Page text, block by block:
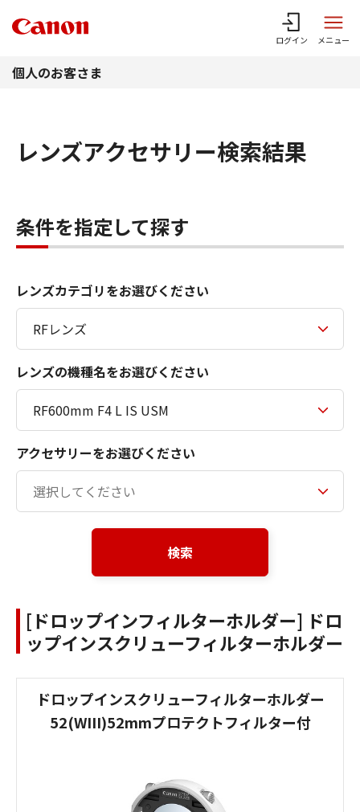
ログイン メニュー
個人のお客さま
レンズアクセサリー検索結果
条件を指定して探す
レンズカテゴリをお選びください
レンズの機種名をお選びください
アクセサリーをお選びください
検索
[ドロップインフィルターホルダー] ドロ
ップインスクリューフィルターホルダー
ドロップインスクリューフィルターホルダー
52(WIII)52mmプロテクトフィルター付